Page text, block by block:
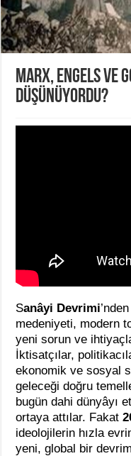
MARX, ENGELS VE
DÜŞÜNÜYORDU?
Sanâyi Devrimi
medeniyeti, modern
yeni sorun ve
İktisatçılar,
ekonomik ve sosyal
geleceği doğru
bugün dahi dünyâyı
ortaya attılar. Fakat
ideolojilerin hızla
yeni, global bir